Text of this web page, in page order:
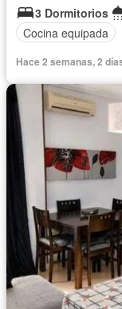
3 Dormitorios
Cocina equipada
Hace 2 semanas, 2